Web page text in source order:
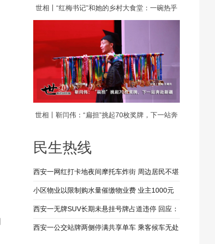
世相丨“红梅书记”和她的乡村大食堂：一碗热乎
饭，守护一村老人的晚年安康
世相丨靳闫伟：“扁担”挑起70枚奖牌，下一站奔
民生热线
西安一网红打卡地夜间摩托车炸街 周边居民不堪
其扰 回应：将持续开展专项整治行动
小区物业以限制购水量催缴物业费 业主1000元
装修押金抵扣物业费 兴平市住建局：已责令物业
整改
西安一无牌SUV长期未悬挂号牌占道违停 回应：
驾驶人被记9分罚款200元
西安一公交站牌两侧停满共享单车 乘客候车无处